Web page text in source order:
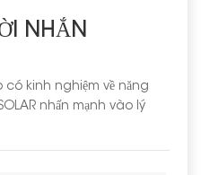
NHẮN
có kinh nghiệm về năng
nhấn mạnh vào lý